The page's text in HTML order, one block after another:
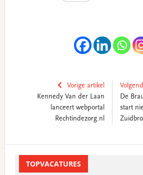
Vorige artikel
Kennedy Van der Laan
lanceert webportal
Rechtindezorg.nl
De
start
SidebarTOPVACATURES